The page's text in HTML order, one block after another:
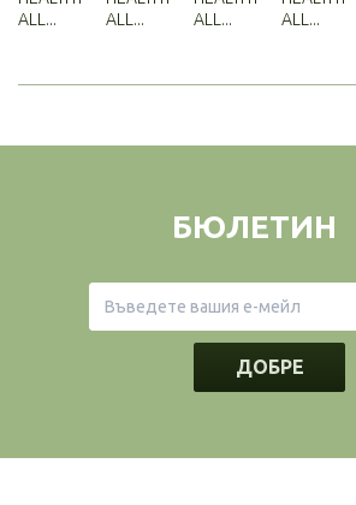
ALL...
ALL...
ALL...
ALL...
БЮЛЕТИН
ДОБРЕ